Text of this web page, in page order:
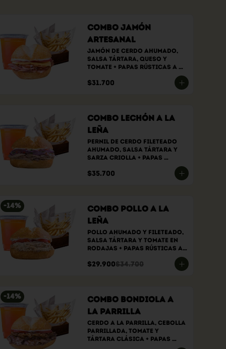
Combo Jamón
Artesanal
Jamón de cerdo ahumado,
salsa tártara, queso y
tomate + papas rústicas a
elección + bebida a elección
$31.700
Combo Lechón a la
Leña
Pernil de cerdo fileteado
ahumado, Salsa tártara y
sarza criolla + papas
rústicas a elección + bebida
a elección
$35.700
-14%
Combo Pollo a la
Leña
Pollo ahumado y fileteado,
Salsa tártara y tomate en
rodajas + papas rústicas a
elección + bebida a elección
$29.900$34.700
-14%
Combo bondiola a
la parrilla
Cerdo a la parrilla, cebolla
parrillada, tomate y
tártara clásica + papas
rústicas a elección + bebida